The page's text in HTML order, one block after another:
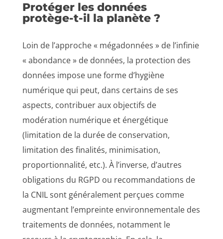
Protéger les données
protège-t-il la planète ?
Loin de l’approche « mégadonnées » de l’infinie
« abondance » de données, la protection des
données impose une forme d’hygiène
numérique qui peut, dans certains de ses
aspects, contribuer aux objectifs de
modération numérique et énergétique
(limitation de la durée de conservation,
limitation des finalités, minimisation,
proportionnalité, etc.). À l’inverse, d’autres
obligations du RGPD ou recommandations de
la CNIL sont généralement perçues comme
augmentant l’empreinte environnementale des
traitements de données, notamment le